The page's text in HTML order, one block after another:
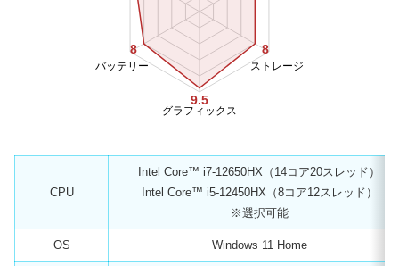
8
9.5
8
ストレージ
グラフィックス
バッテリー
CPU
Intel Core™ i7-12650HX（14コア20スレッド）
Intel Core™ i5-12450HX（8コア12スレッド）
※選択可能
OS Windows 11 Home